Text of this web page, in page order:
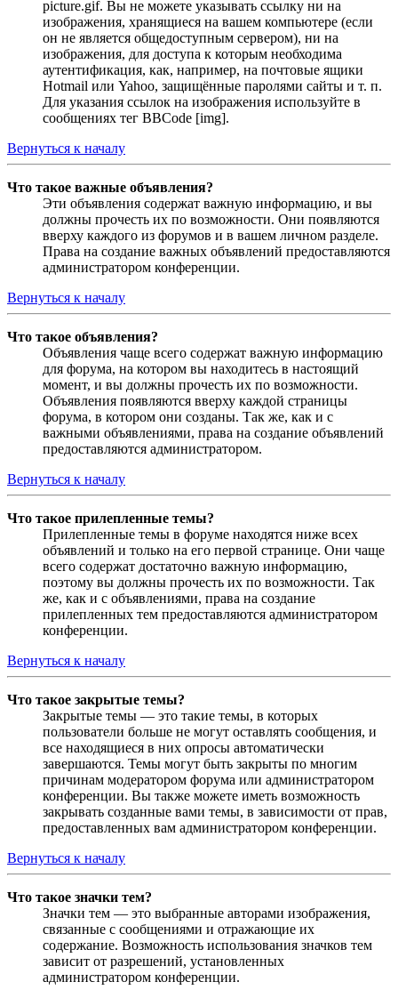
picture.gif. Вы не можете указывать ссылку ни на
изображения, хранящиеся на вашем компьютере (если
он не является общедоступным сервером), ни на
изображения, для доступа к которым необходима
аутентификация, как, например, на почтовые ящики
Hotmail или Yahoo, защищённые паролями сайты и т. п.
Для указания ссылок на изображения используйте в
сообщениях тег BBCode [img].
Вернуться к началу
Что такое важные объявления?
Эти объявления содержат важную информацию, и вы
должны прочесть их по возможности. Они появляются
вверху каждого из форумов и в вашем личном разделе.
Права на создание важных объявлений предоставляются
администратором конференции.
Вернуться к началу
Что такое объявления?
Объявления чаще всего содержат важную информацию
для форума, на котором вы находитесь в настоящий
момент, и вы должны прочесть их по возможности.
Объявления появляются вверху каждой страницы
форума, в котором они созданы. Так же, как и с
важными объявлениями, права на создание объявлений
предоставляются администратором.
Вернуться к началу
Что такое прилепленные темы?
Прилепленные темы в форуме находятся ниже всех
объявлений и только на его первой странице. Они чаще
всего содержат достаточно важную информацию,
поэтому вы должны прочесть их по возможности. Так
же, как и с объявлениями, права на создание
прилепленных тем предоставляются администратором
конференции.
Вернуться к началу
Что такое закрытые темы?
Закрытые темы — это такие темы, в которых
пользователи больше не могут оставлять сообщения, и
все находящиеся в них опросы автоматически
завершаются. Темы могут быть закрыты по многим
причинам модератором форума или администратором
конференции. Вы также можете иметь возможность
закрывать созданные вами темы, в зависимости от прав,
предоставленных вам администратором конференции.
Вернуться к началу
Что такое значки тем?
Значки тем — это выбранные авторами изображения,
связанные с сообщениями и отражающие их
содержание. Возможность использования значков тем
зависит от разрешений, установленных
администратором конференции.